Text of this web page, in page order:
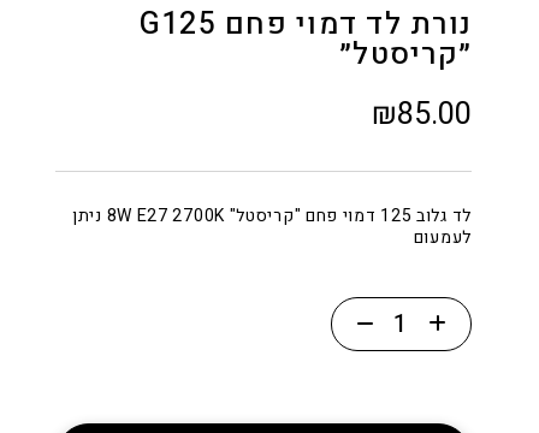
נורת לד דמוי פחם G125
״קריסטל״
₪85.00
לד גלוב 125 דמוי פחם "קריסטל" 8W E27 2700K ניתן
לעמעום
כמות
של